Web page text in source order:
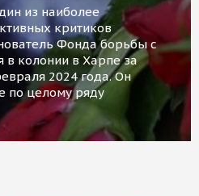
из наиболее
критиков
Фонда борьбы с
в колонии в Харпе за
2024 года. Он
по целому ряду